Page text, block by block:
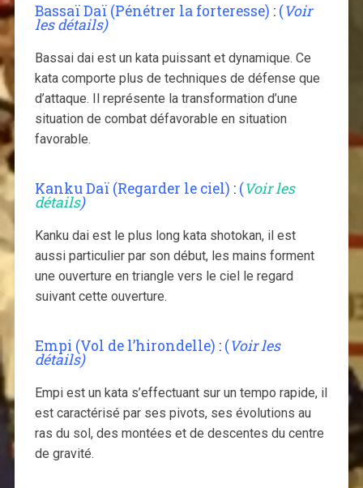
Bassaï Daï (Pénétrer la forteresse) : (Voir
les détails)
Bassai dai est un kata puissant et dynamique. Ce
kata comporte plus de techniques de défense que
d’attaque. Il représente la transformation d’une
situation de combat défavorable en situation
favorable.
Kanku Daï (Regarder le ciel) : (Voir les
détails)
Kanku dai est le plus long kata shotokan, il est
aussi particulier par son début, les mains forment
une ouverture en triangle vers le ciel le regard
suivant cette ouverture.
Empi (Vol de l’hirondelle) : (Voir les
détails)
Empi est un kata s’effectuant sur un tempo rapide, il
est caractérisé par ses pivots, ses évolutions au
ras du sol, des montées et de descentes du centre
de gravité.